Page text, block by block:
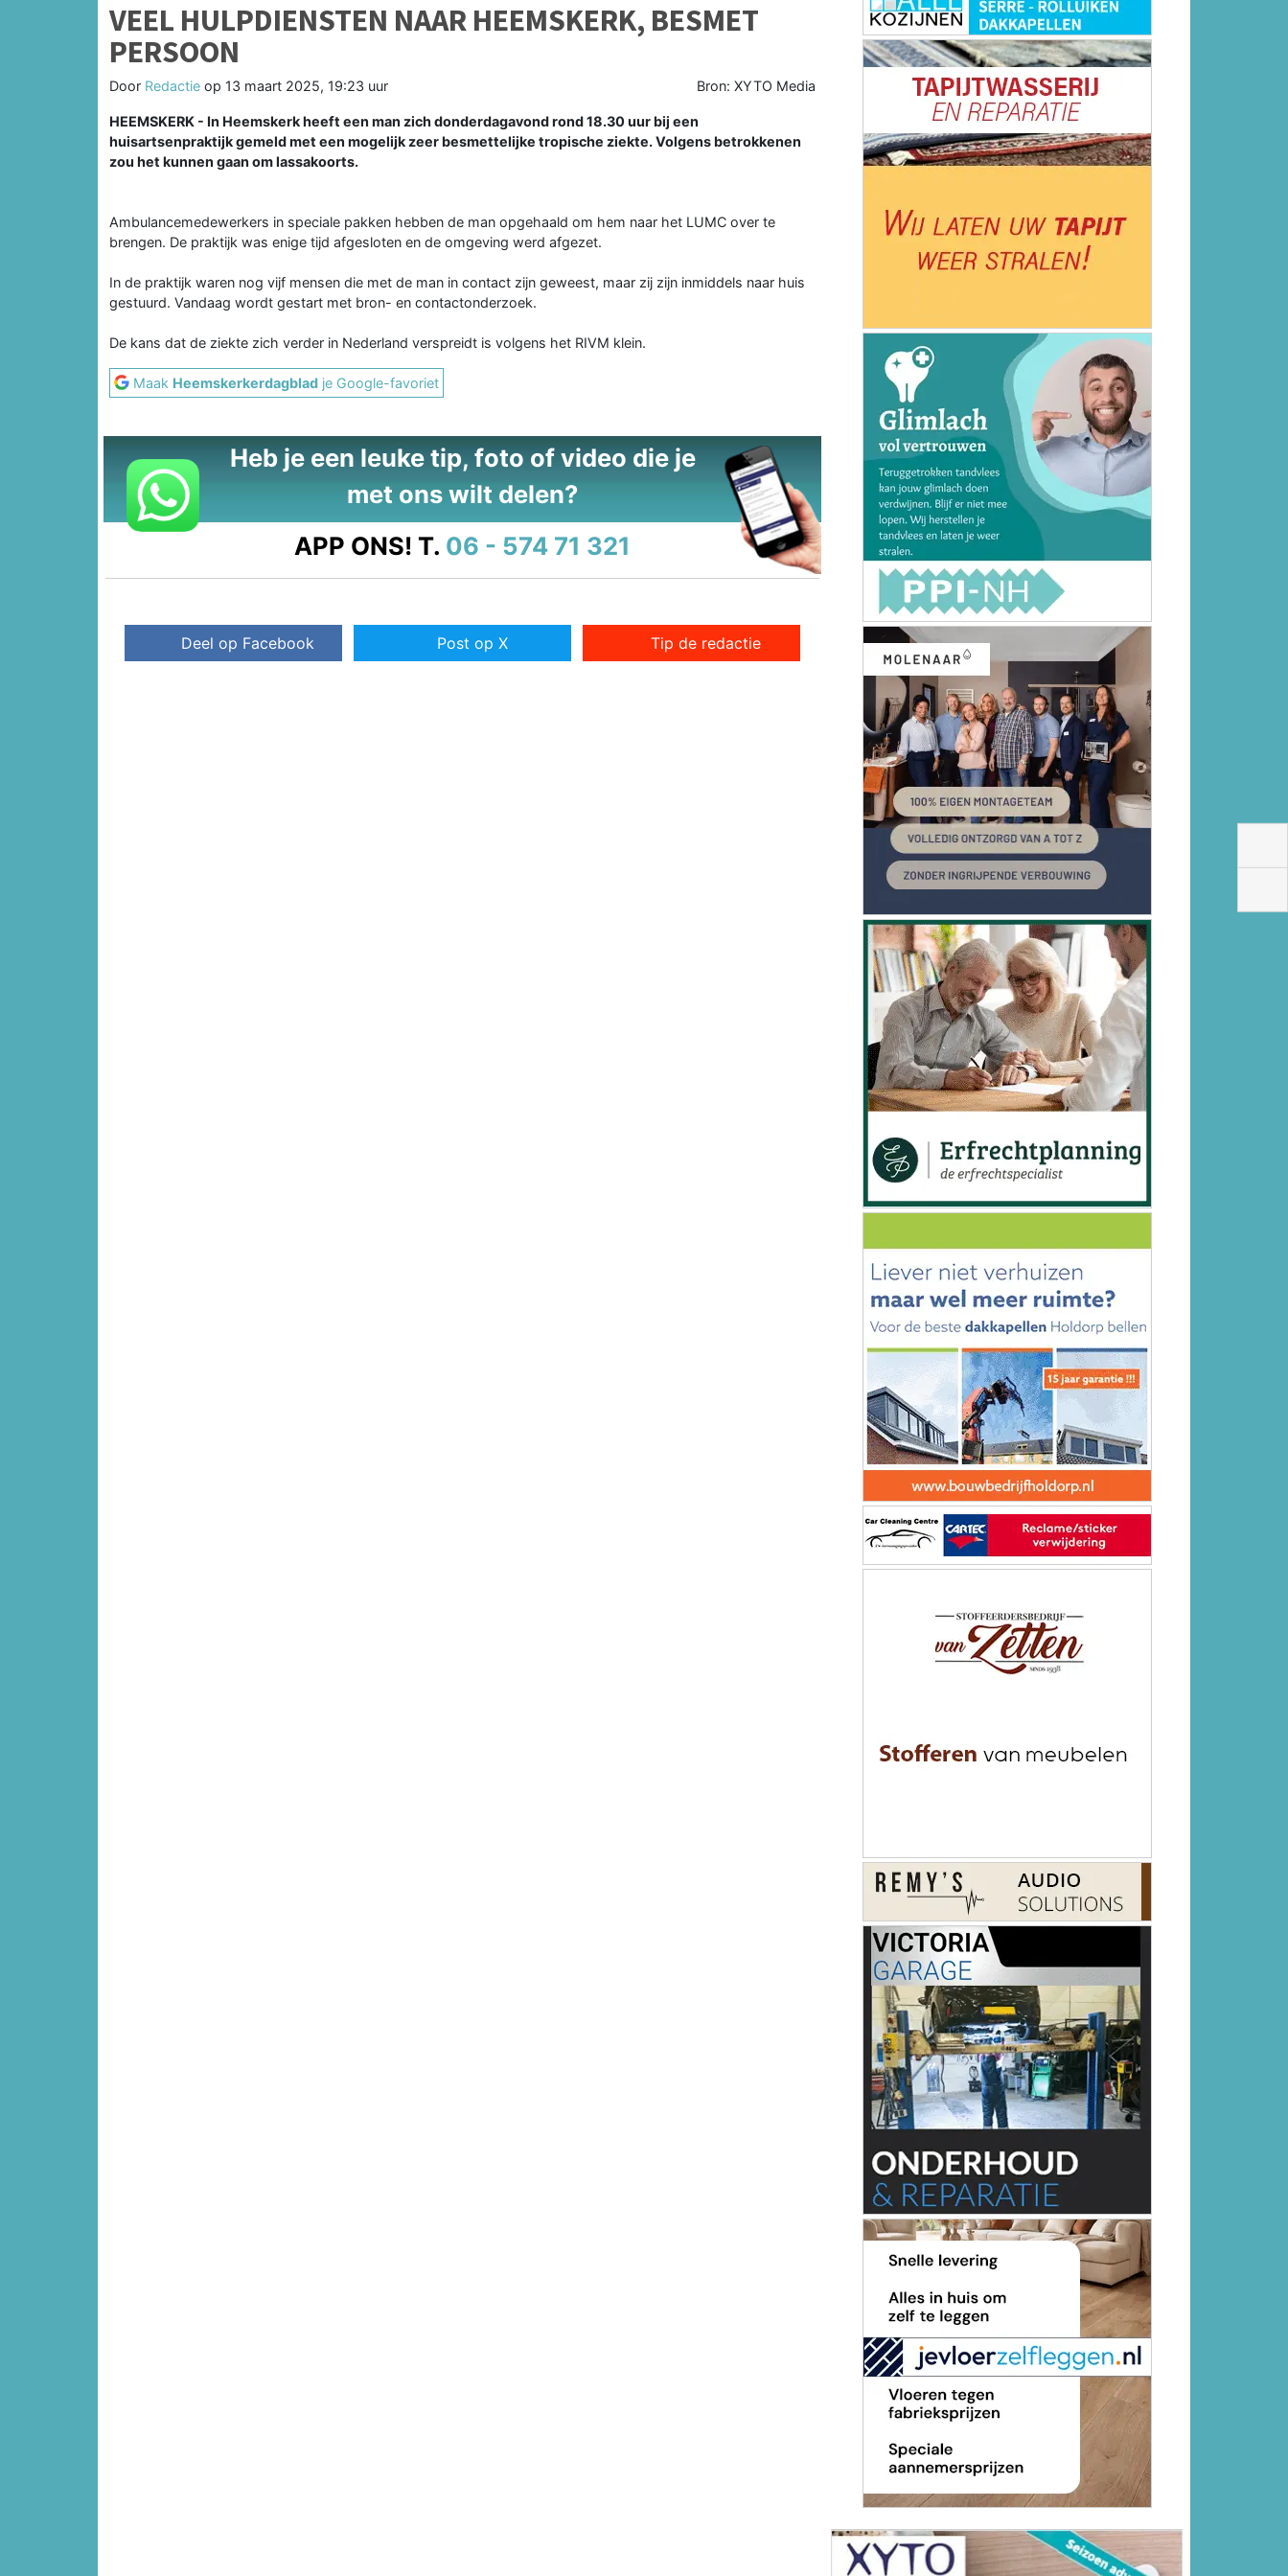
VEEL HULPDIENSTEN NAAR HEEMSKERK, BESMET
PERSOON
Door Redactie op 13 maart 2025, 19:23 uur Bron: XYTO Media
HEEMSKERK - In Heemskerk heeft een man zich donderdagavond rond 18.30 uur bij een
huisartsenpraktijk gemeld met een mogelijk zeer besmettelijke tropische ziekte. Volgens betrokkenen
zou het kunnen gaan om lassakoorts.
Ambulancemedewerkers in speciale pakken hebben de man opgehaald om hem naar het LUMC over te
brengen. De praktijk was enige tijd afgesloten en de omgeving werd afgezet.
In de praktijk waren nog vijf mensen die met de man in contact zijn geweest, maar zij zijn inmiddels naar huis
gestuurd. Vandaag wordt gestart met bron- en contactonderzoek.
De kans dat de ziekte zich verder in Nederland verspreidt is volgens het RIVM klein.
Maak Heemskerkerdagblad je Google-favoriet
Heb je een leuke tip, foto of video die je
met ons wilt delen?
APP ONS! T. 06 - 574 71 321
Deel op Facebook Post op X Tip de redactie